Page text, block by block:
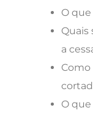
O
Quais
a
Como
O